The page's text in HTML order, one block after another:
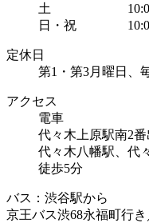
土 10:00～
日・祝 10:00
定休日
第1・第3月曜日、
アクセス
電車
代々木上原駅南2
代々木八幡駅、代
徒歩5分
バス：渋谷駅から
京王バス渋68永福町行